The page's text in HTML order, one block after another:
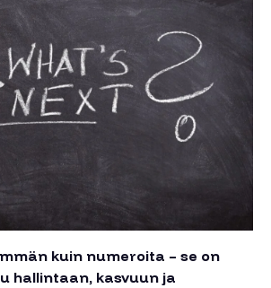
kuin numeroita – se on
hallintaan, kasvuun ja